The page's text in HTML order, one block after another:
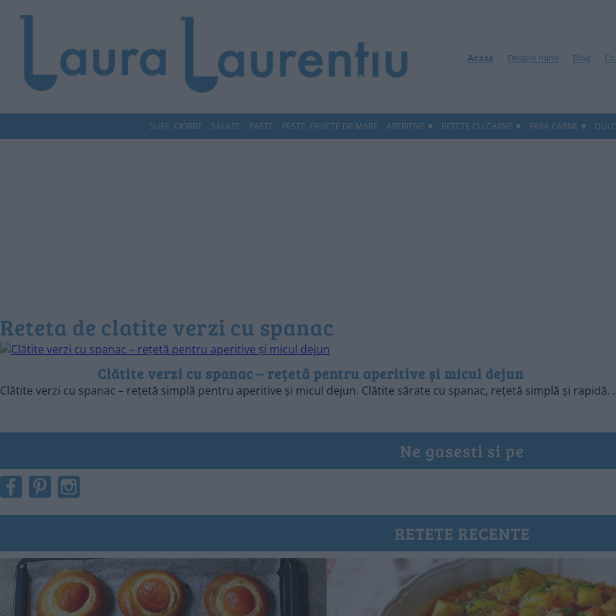
Acasa Despre mine Blog
SUPE, CIORBE SALATE PASTE PESTE, FRUCTE DE MARE APERITIVE RETETE CU CARNE FARA CARNE
reteta de clatite verzi cu spanac
Clătite verzi cu spanac – rețetă pentru aperitive și micul dejun
Clătite verzi cu spanac – rețetă simplă pentru aperitive și micul dejun. Clătite sărate cu spanac, rețetă simplă și rapidă.
Ne gasesti si pe
RETETE RECENTE